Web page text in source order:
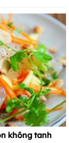
không tanh